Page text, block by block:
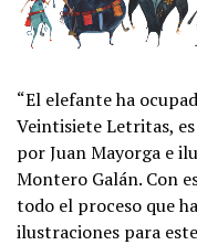
“El elefante ha
Veintisiete Letritas,
por Juan Mayorga e
Montero Galán. Con
todo el proceso que
ilustraciones para